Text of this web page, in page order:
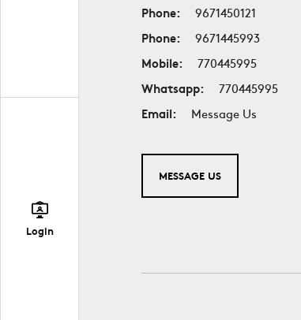
Login
Phone:
9671450121
Phone:
9671445993
Mobile:
770445995
Whatsapp:
770445995
Email:
Message Us
MESSAGE US